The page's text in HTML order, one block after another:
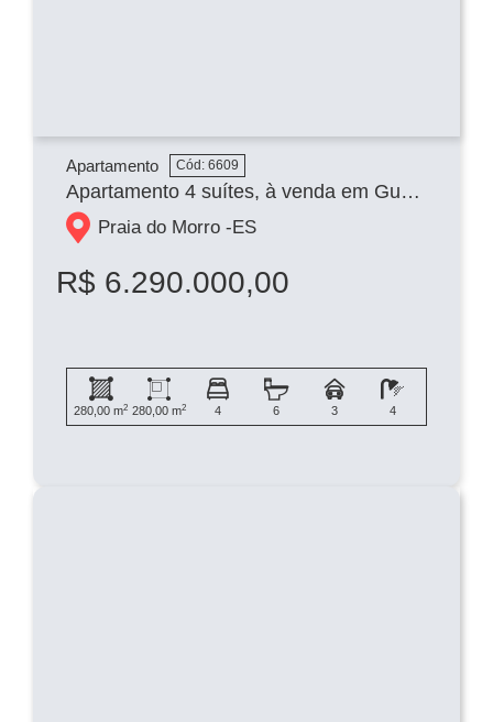
Apartamento Cód: 6609
Apartamento 4 suítes, à venda em Guarapari, Praia do Morro.
Praia do Morro -ES
R$ 6.290.000,00
280,00 m2 280,00 m2 4 6 3 4